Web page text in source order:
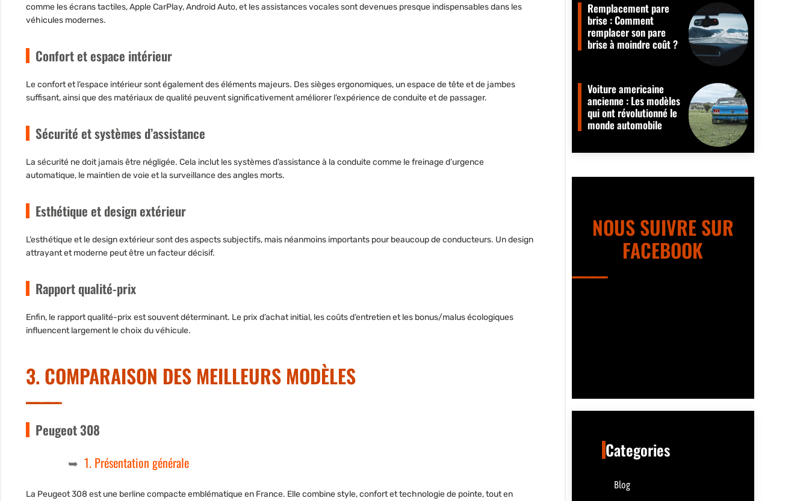
comme les écrans tactiles, Apple CarPlay, Android Auto, et les assistances vocales sont devenues presque indispensables dans les
véhicules modernes.
Confort et espace intérieur
Le confort et l’espace intérieur sont également des éléments majeurs. Des sièges ergonomiques, un espace de tête et de jambes
suffisant, ainsi que des matériaux de qualité peuvent significativement améliorer l’expérience de conduite et de passager.
Sécurité et systèmes d’assistance
La sécurité ne doit jamais être négligée. Cela inclut lessystèmes d’assistance à la conduitecomme le freinage d’urgence
automatique, le maintien de voie et la surveillance des angles morts.
Esthétique et design extérieur
L’esthétique et le design extérieur sont des aspects subjectifs, mais néanmoins importants pour beaucoup de conducteurs. Un design
attrayant et moderne peut être un facteur décisif.
Rapport qualité-prix
Enfin, le rapport qualité-prix est souvent déterminant. Le prix d’achat initial, les coûts d’entretien et les bonus/malus écologiques
influencent largement le choix du véhicule.
3. COMPARAISON DES MEILLEURS MODÈLES
Peugeot 308
1. Présentation générale
La Peugeot 308 est une berline compacte emblématique en France. Elle combine style, confort et technologie de pointe, tout en
Remplacement pare
brise : Comment
remplacer son pare
brise à moindre coût ?
Voiture americaine
ancienne : Les modèles
qui ont révolutionné le
monde automobile
NOUS SUIVRE SUR
FACEBOOK
Categories
Blog